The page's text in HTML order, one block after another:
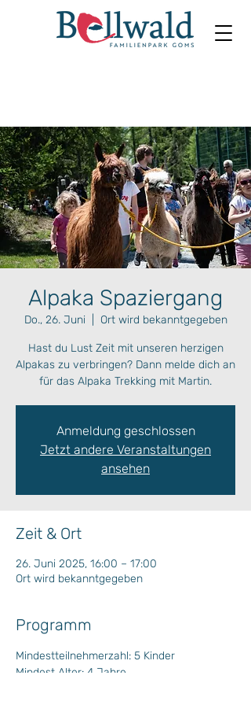
Alpaka Spaziergang
Do., 26. Juni
  |
Ort wird bekanntgegeben
Hast du Lust Zeit mit unseren herzigen
Alpakas zu verbringen? Dann melde dich an
für das Alpaka Trekking mit Martin.
Anmeldung geschlossen
Jetzt andere Veranstaltungen
ansehen
Zeit & Ort
26. Juni 2025, 16:00 – 17:00
Ort wird bekanntgegeben
Programm
Mindestteilnehmerzahl: 5 Kinder
Mindest Alter: 4 Jahre